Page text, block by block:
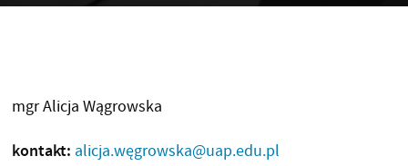
mgr Alicja Wągrowska
kontakt: alicja.węgrowska@uap.edu.pl